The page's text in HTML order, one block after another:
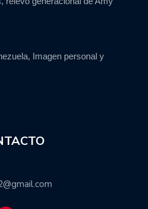
Imagen personal y